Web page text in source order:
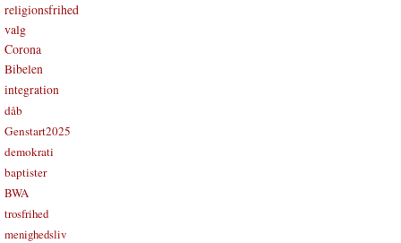
religionsfrihed
valg
Corona
Bibelen
integration
dåb
Genstart2025
demokrati
baptister
BWA
trosfrihed
menighedsliv